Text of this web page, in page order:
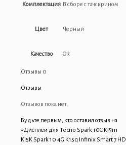
Комплектация В сборе с тачскрином
Цвет Черный
Качество OR
Отзывы 0
Отзывы
Отзывов пока нет.
Будьте первым, кто оставил отзыв на
«Дисплей для Tecno Spark 10C KI5m
KI5K Spark 10 4G K15q Infinix Smart 7 HD